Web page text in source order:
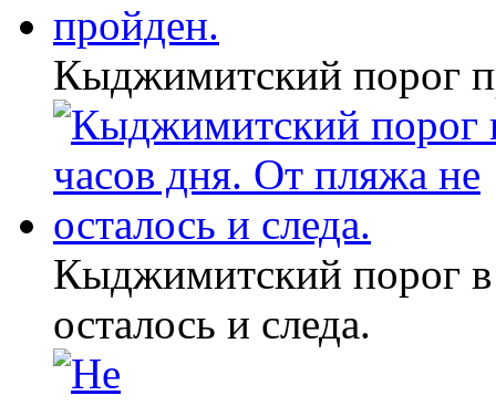
Кыджимитский порог
Кыджимитский порог
осталось и следа.